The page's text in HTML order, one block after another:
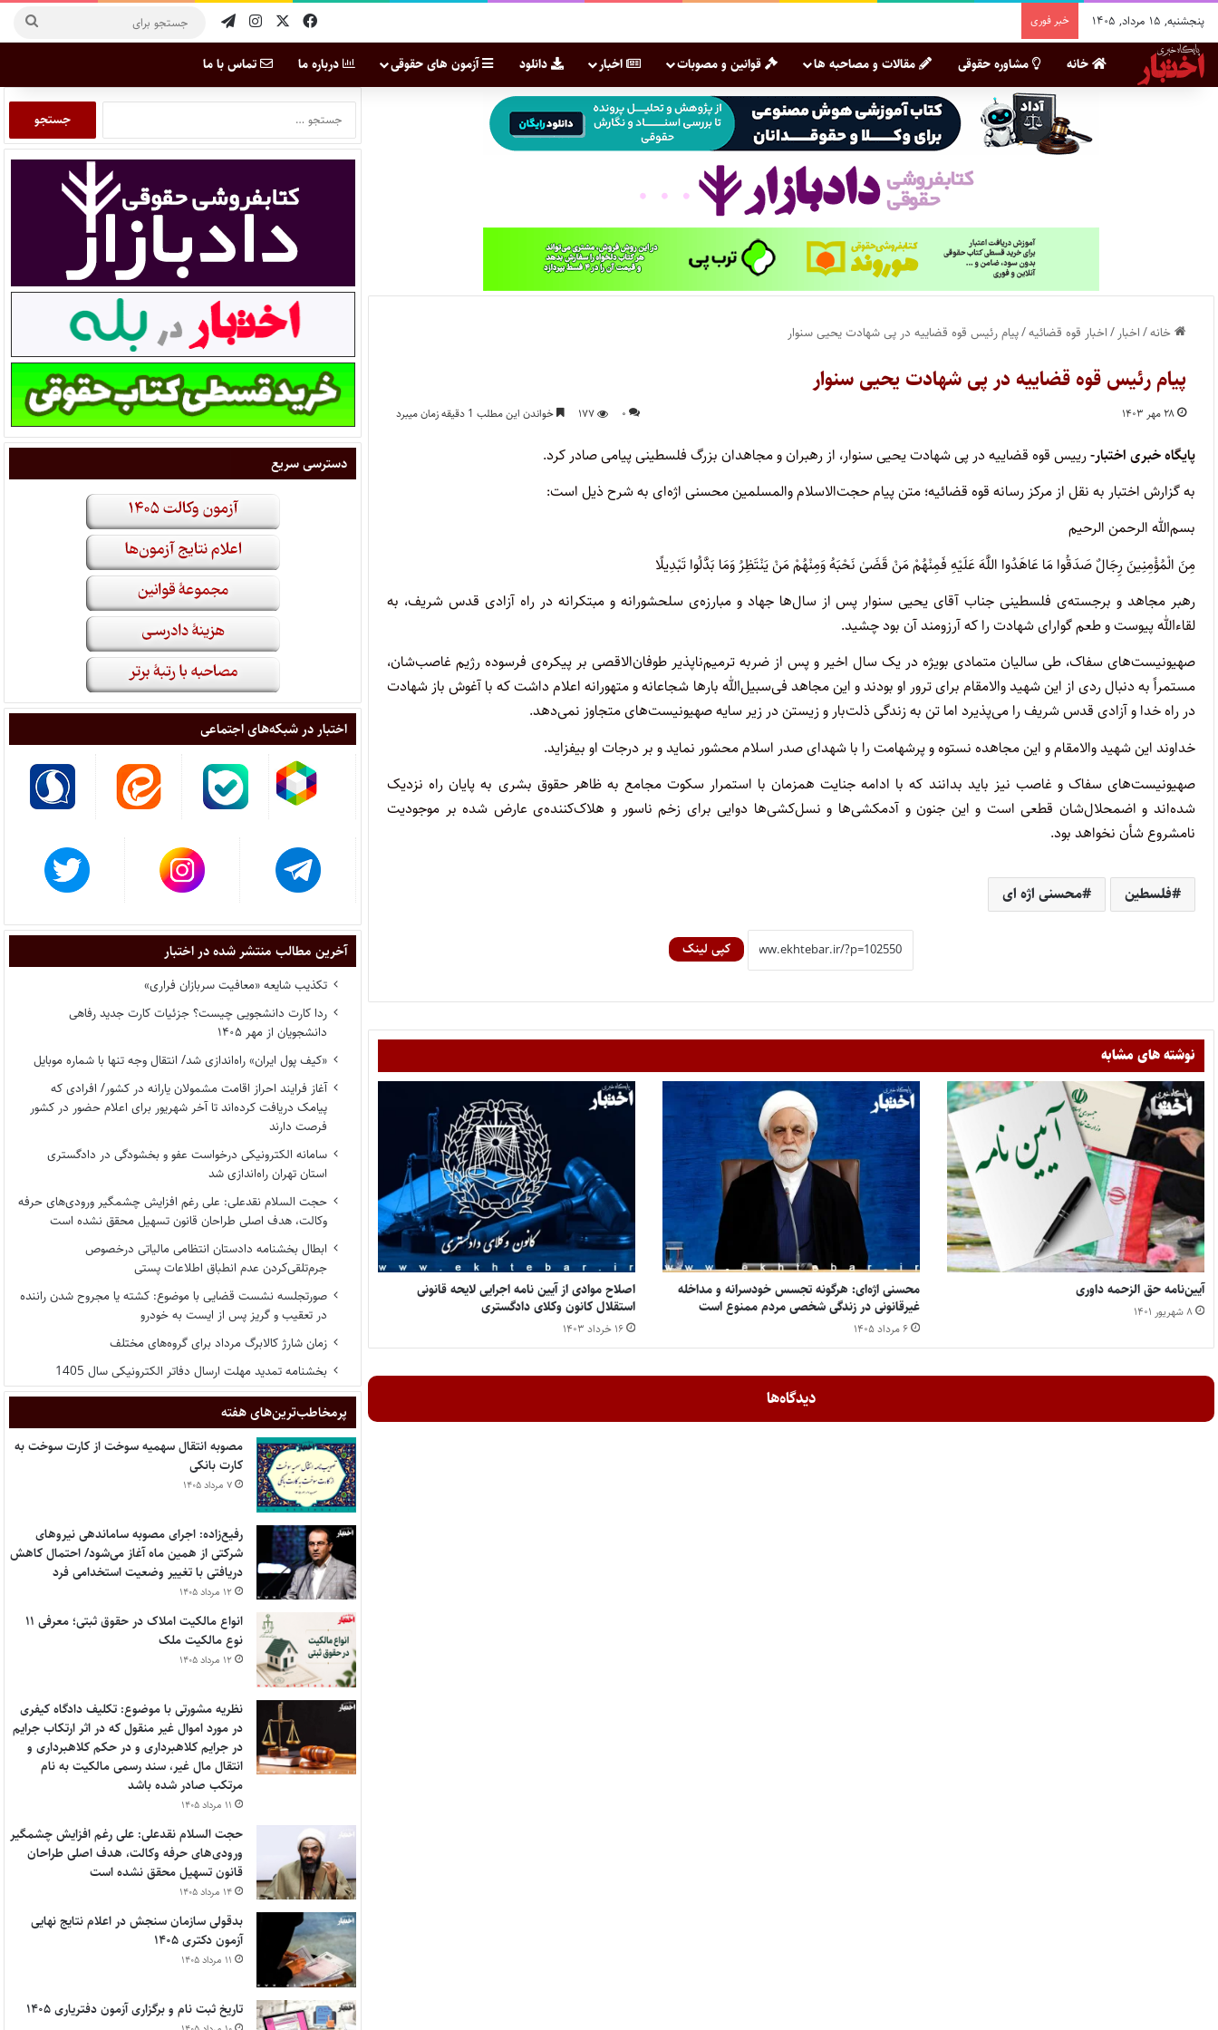
پنجشنبه, ۱۵ مرداد, ۱۴۰۵ خبر فوری
خانه مشاوره حقوقی مقالات و مصاحبه ها قوانین و مصوبات اخبار دانلود آزمون های حقوقی درباره ما تماس با ما
خانه/اخبار /اخبار قوه قضائیه/پیام رئیس قوه قضاییه در پی شهادت یحیی سنوار
پیام رئیس قوه قضاییه در پی شهادت یحیی سنوار
۲۸ مهر ۱۴۰۳ ۰ ۱۷۷ خواندن این مطلب 1 دقیقه زمان میبرد
پایگاه خبری اختبار-رییس قوه قضاییه در پی شهادت یحیی سنوار، از رهبران و مجاهدان بزرگ فلسطینی پیامی صادر کرد.
به گزارش اختبار به نقل از مرکز رسانه قوه قضائیه؛ متن پیام حجت‌الاسلام والمسلمین محسنی اژه‌ای به شرح ذیل است:
بسم‌الله الرحمن الرحیم
مِنَ الْمُؤْمِنِینَ رِجَالٌ صَدَقُوا مَا عَاهَدُوا اللَّهَ عَلَیْهِ فَمِنْهُمْ مَنْ قَضَیٰ نَحْبَهُ وَمِنْهُمْ مَنْ یَنْتَظِرُ وَمَا بَدَّلُوا تَبْدِیلًا
رهبر مجاهد و برجسته‌ی فلسطینی جناب آقای یحیی سنوار پس از سال‌ها جهاد و مبارزه‌ی سلحشورانه و مبتکرانه در راه آزادی قدس شریف، به
لقاءالله پیوست و طعم گوارای شهادت را که آرزومند آن بود چشید.
صهیونیست‌های سفاک، طی سالیان متمادی بویژه در یک سال اخیر و پس از ضربه ترمیم‌ناپذیر طوفان‌الاقصی بر پیکره‌ی فرسوده رژیم غاصب‌شان،
مستمراً به دنبال ردی از این شهید والامقام برای ترور او بودند و این مجاهد فی‌سبیل‌الله بارها شجاعانه و متهورانه اعلام داشت که با آغوش باز شهادت
در راه خدا و آزادی قدس شریف را می‌پذیرد اما تن به زندگی ذلت‌بار و زیستن در زیر سایه صهیونیست‌های متجاوز نمی‌دهد.
خداوند این شهید والامقام و این مجاهده نستوه و پرشهامت را با شهدای صدر اسلام محشور نماید و بر درجات او بیفزاید.
صهیونیست‌های سفاک و غاصب نیز باید بدانند که با ادامه جنایت همزمان با استمرار سکوت مجامع به ظاهر حقوق بشری به پایان راه نزدیک
شده‌اند و اضمحلال‌شان قطعی است و این جنون و آدمکشی‌ها و نسل‌کشی‌ها دوایی برای زخم ناسور و هلاک‌کننده‌ی عارض شده بر موجودیت
نامشروع شأن نخواهد بود.
فلسطین محسنی اژه ای
کپی لینک
نوشته های مشابه
آیین‌نامه حق‌ الزحمه داوری
۸ شهریور ۱۴۰۱
محسنی اژه‌ای: هرگونه تجسس خودسرانه و مداخله
غیرقانونی در زندگی شخصی مردم ممنوع است
۶ مرداد ۱۴۰۵
اصلاح موادی از آیین نامه اجرایی لایحه قانونی
استقلال کانون وکلای دادگستری
۱۶ خرداد ۱۴۰۳
دیدگاه‌ها
دسترسی سریع
اختبار در شبکه‌های اجتماعی
آخرین مطالب منتشر شده در اختبار
تکذیب شایعه «معافیت سربازان فراری»
ردا کارت دانشجویی چیست؟ جزئیات کارت جدید رفاهی
دانشجویان از مهر ۱۴۰۵
«کیف پول ایران» راه‌اندازی شد/ انتقال وجه تنها با شماره موبایل
آغاز فرایند احراز اقامت مشمولان یارانه در کشور/ افرادی که
پیامک دریافت کرده‌اند تا آخر شهریور برای اعلام حضور در کشور
فرصت دارند
سامانه الکترونیکی درخواست عفو و بخشودگی در دادگستری
استان تهران راه‌اندازی شد
حجت السلام نقدعلی: علی رغم افزایش چشمگیر ورودی‌های حرفه
وکالت، هدف اصلی طراحان قانون تسهیل محقق نشده است
ابطال بخشنامه دادستان انتظامی مالیاتی درخصوص
جرم‌تلقی‌کردن عدم انطباق اطلاعات پستی
صورتجلسه نشست قضایی با موضوع: کشته یا مجروح شدن راننده
در تعقیب و گریز پس از ایست به خودرو
زمان شارژ کالابرگ مرداد برای گروه‌های مختلف
بخشنامه تمدید مهلت ارسال دفاتر الکترونیکی سال 1405
پر‌مخاطب‌ترین‌های هفته
مصوبه انتقال سهمیه سوخت از کارت سوخت به
کارت بانکی
۷ مرداد ۱۴۰۵
رفیع‌زاده: اجرای مصوبه ساماندهی نیروهای
شرکتی از همین ماه آغاز می‌شود/ احتمال کاهش
دریافتی با تغییر وضعیت استخدامی فرد
۱۲ مرداد ۱۴۰۵
انواع مالکیت املاک در حقوق ثبتی؛ معرفی ۱۱
نوع مالکیت ملک
۱۲ مرداد ۱۴۰۵
نظریه مشورتی با موضوع: تکلیف دادگاه کیفری
در مورد اموال غیر منقول که در اثر ارتکاب جرایم
در جرایم کلاهبرداری و در حکم کلاهبرداری و
انتقال مال غیر، سند رسمی مالکیت به نام
مرتکب صادر شده باشد
۱۱ مرداد ۱۴۰۵
حجت السلام نقدعلی: علی رغم افزایش چشمگیر
ورودی‌های حرفه وکالت، هدف اصلی طراحان
قانون تسهیل محقق نشده است
۱۴ مرداد ۱۴۰۵
بدقولی سازمان سنجش در اعلام نتایج نهایی
آزمون دکتری ۱۴۰۵
۱۱ مرداد ۱۴۰۵
تاریخ ثبت نام و برگزاری آزمون دفتریاری ۱۴۰۵